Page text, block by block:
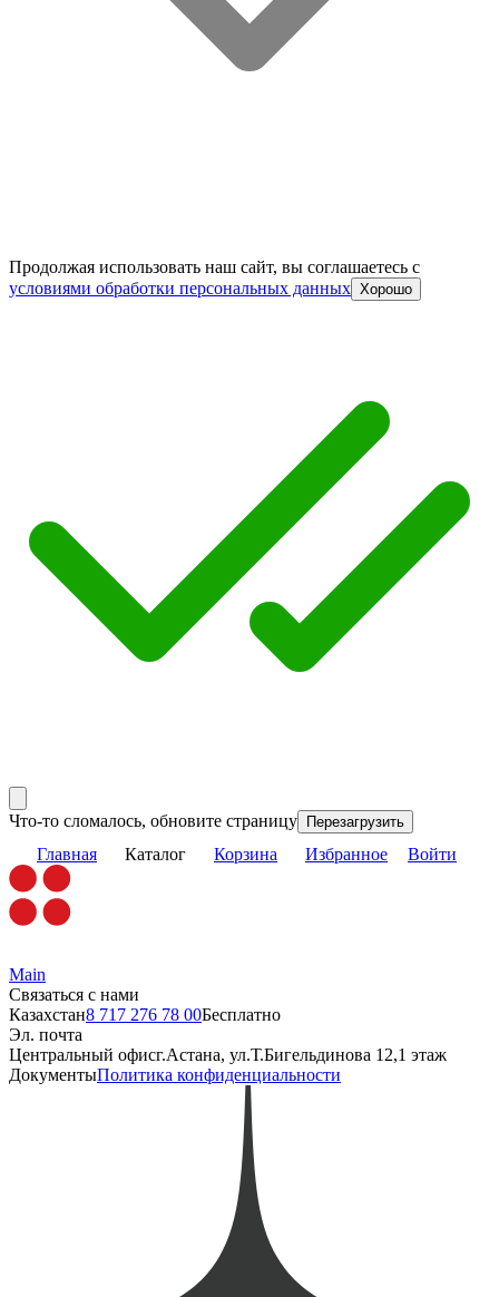
Продолжая использовать наш сайт, вы соглашаетесь c
условиями обработки персональных данных Хорошо
Что-то сломалось, обновите страницу Перезагрузить
Главная Каталог Корзина Избранное Войти
Main
Связаться с нами
Казахстан8 717 276 78 00Бесплатно
Эл. почта
Центральный офисг.Астана, ул.Т.Бигельдинова 12,1 этаж
ДокументыПолитика конфиденциальности